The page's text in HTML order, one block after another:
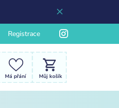
Registrace
Má přání Můj košík